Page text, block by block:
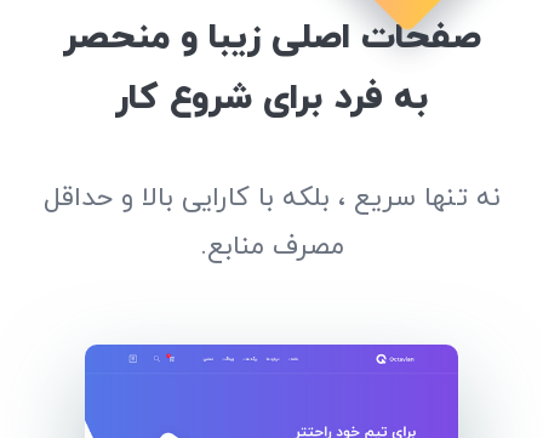
صفحات اصلی زیبا و منحصر
به فرد برای شروع کار
نه تنها سریع ، بلکه با کارایی بالا و حداقل
مصرف منابع.